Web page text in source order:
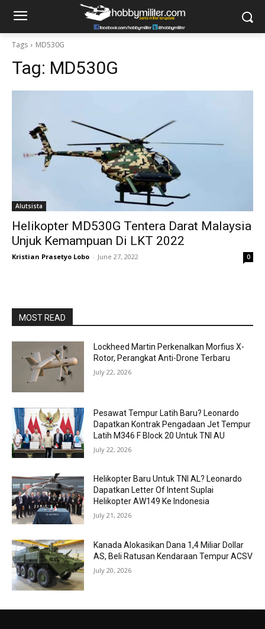
Tags MD530G
Tag: MD530G
Alutsista
Helikopter MD530G Tentera Darat Malaysia
Unjuk Kemampuan Di LKT 2022
Kristian Prasetyo Lobo - June 27, 2022 0
MOST READ
Lockheed Martin Perkenalkan Morfius X-
Rotor, Perangkat Anti-Drone Terbaru
July 22, 2026
Pesawat Tempur Latih Baru? Leonardo
Dapatkan Kontrak Pengadaan Jet Tempur
Latih M346 F Block 20 Untuk TNI AU
July 22, 2026
Helikopter Baru Untuk TNI AL? Leonardo
Dapatkan Letter Of Intent Suplai
Helikopter AW149 Ke Indonesia
July 21, 2026
Kanada Alokasikan Dana 1,4 Miliar Dollar
AS, Beli Ratusan Kendaraan Tempur ACSV
July 20, 2026